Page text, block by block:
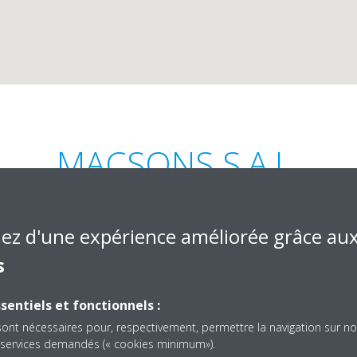
MACSONS S.A.L
El Khayat, Malas Bldg -
info@macsons-me.com
d'une expérience améliorée grâce
et fonctionnels :
nécessaires pour, respectivement, permettre la navigation sur
demandés (« cookies minimum»).